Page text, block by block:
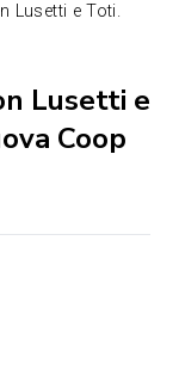
Lusetti e Toti.
Lusetti e
Coop